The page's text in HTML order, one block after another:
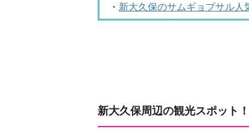
・ 新大久保のサムギョプサル人
新大久保周辺の観光スポット